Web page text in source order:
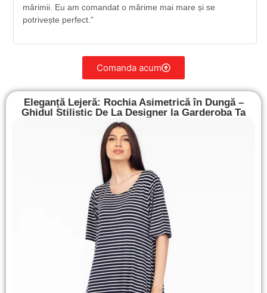
mărimii. Eu am comandat o mărime mai mare și se
potrivește perfect.”
Comanda acum
Eleganță Lejeră: Rochia Asimetrică în Dungă –
Ghidul Stilistic De La Designer la Garderoba Ta